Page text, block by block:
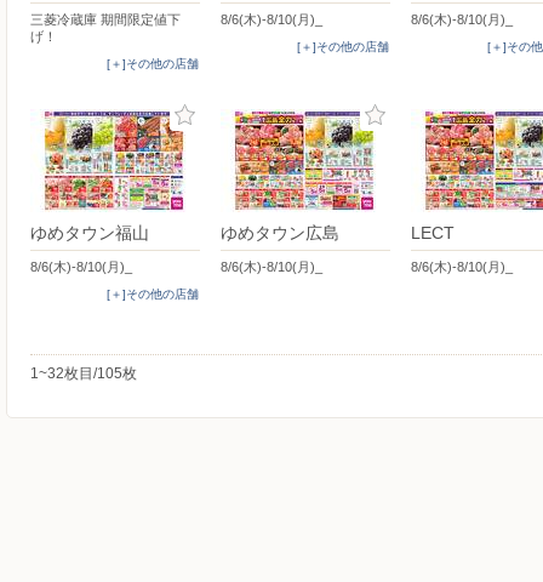
三菱冷蔵庫 期間限定値下
げ！
[＋]その他の店舗
8/6(木)-8/10(月)_
[＋]その他の店舗
8/6(木)-8/10(月)_
[＋]その
ゆめタウン福山
8/6(木)-8/10(月)_
[＋]その他の店舗
ゆめタウン広島
8/6(木)-8/10(月)_
LECT
8/6(木)-8/10(月)_
1~32枚目/105枚